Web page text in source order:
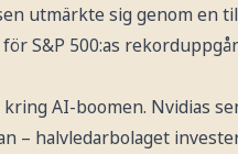
utmärkte sig genom en
S&P 500:as
AI-boomen. Nvidias
– halvledarbolaget